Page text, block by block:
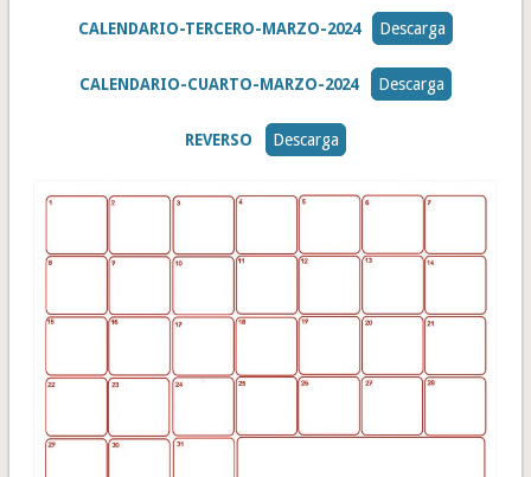
CALENDARIO-TERCERO-MARZO-2024 Descarga
CALENDARIO-CUARTO-MARZO-2024 Descarga
REVERSO Descarga